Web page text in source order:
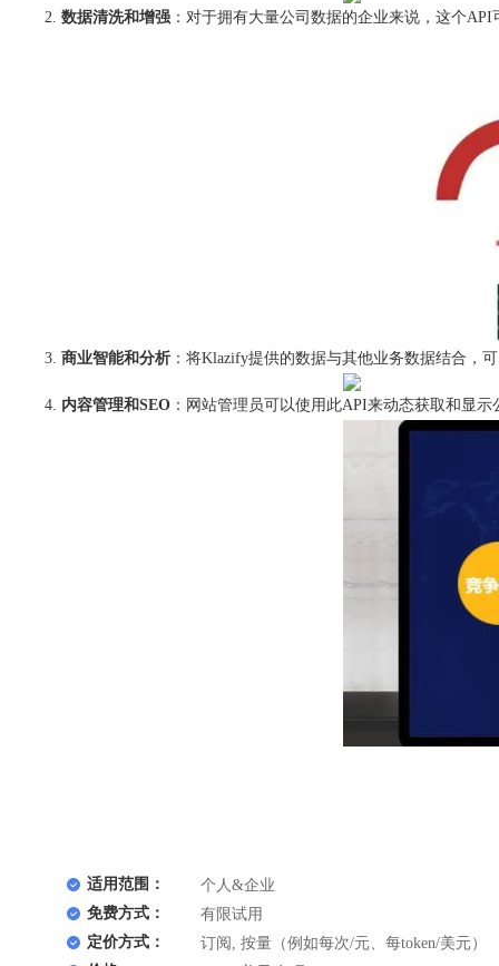
数据清洗和增强 ：对于拥有大量公司数据的企业来说，这个
商业智能和分析 ：将Klazify提供的数据与其他业务数据结合，
内容管理和SEO ：网站管理员可以使用此API来动态获取和显
适用范围：
个人&企业
免费方式：
有限试用
定价方式：
订阅, 按量（例如每次/元、每token/美元）